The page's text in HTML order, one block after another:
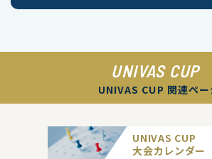
UNIVAS CUP
UNIVAS CUP 関連ペー
UNIVAS CUP
大会カレンダー